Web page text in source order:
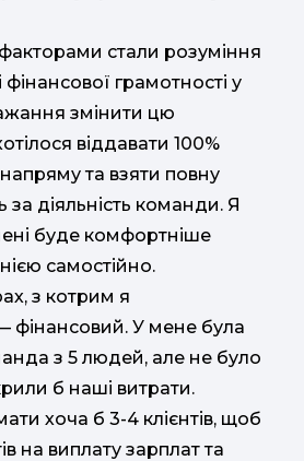
стали розуміння
грамотності у
змінити цю
віддавати 100%
та взяти повну
за діяльність команди. Я
буде комфортніше
самостійно.
з котрим я
фінансовий. У мене була
з 5 людей, але не було
б наші витрати.
хоча б 3-4 клієнтів, щоб
на виплату зарплат та